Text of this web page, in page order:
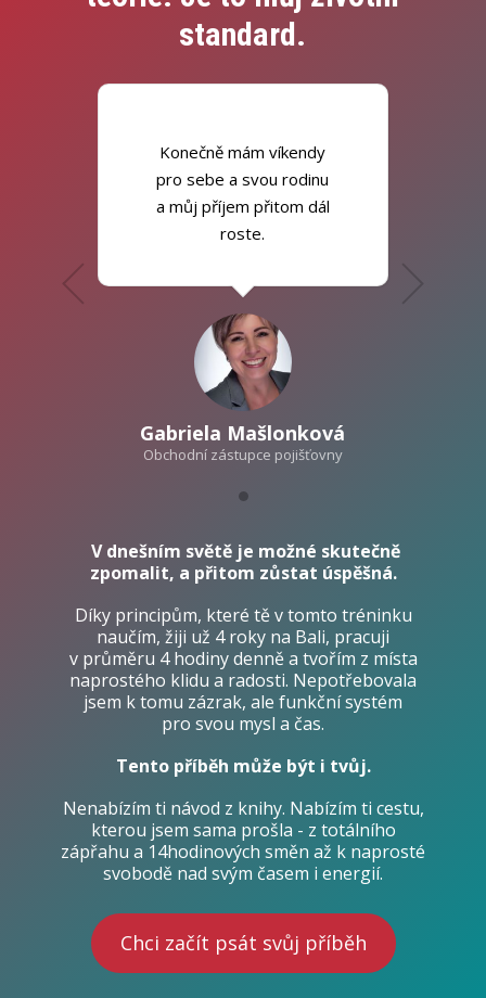
standard.
Konečně mám víkendy
pro sebe a svou rodinu
a můj příjem přitom dál
roste.
Gabriela Mašlonková
Obchodní zástupce pojišťovny
V dnešním světě je možné skutečně
zpomalit, a přitom zůstat úspěšná.
Díky principům, které tě v tomto tréninku
naučím, žiji už 4 roky na Bali, pracuji
v průměru 4 hodiny denně a tvořím z místa
naprostého klidu a radosti. Nepotřebovala
jsem k tomu zázrak, ale funkční systém
pro svou mysl a čas.
Tento příběh může být i tvůj.
Nenabízím ti návod z knihy. Nabízím ti cestu,
kterou jsem sama prošla - z totálního
zápřahu a 14hodinových směn až k naprosté
svobodě nad svým časem i energií.
Chci začít psát svůj příběh